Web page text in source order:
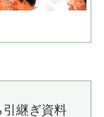
継ぎ資料